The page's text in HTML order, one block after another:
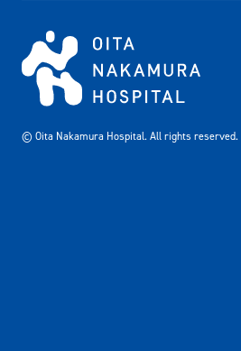
© Oita Nakamura Hospital. All rights reserved.